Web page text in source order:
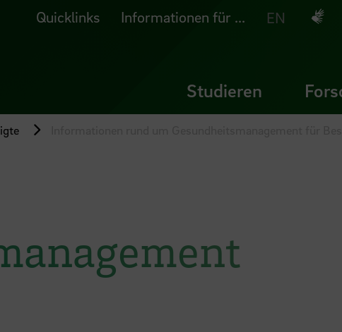
Quicklinks Informationen für ... EN
Studieren